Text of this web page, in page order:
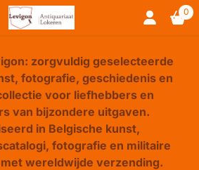
beschikbaar. Kies instellingen of 0
zorgvuldig geselecteerde
fotografie, geschiedenis en
voor liefhebbers en
van bijzondere uitgaven.
in Belgische kunst,
fotografie en militaire
wereldwijde verzending.